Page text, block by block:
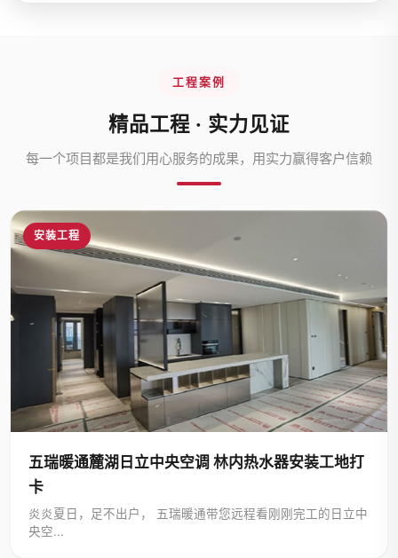
工程案例
精品工程 · 实力见证
每一个项目都是我们用心服务的成果，用实力赢得客户信赖
安装工程
五瑞暖通麓湖日立中央空调 林内热水器安装工地打
卡
炎炎夏日，足不出户， 五瑞暖通带您远程看刚刚完工的日立中
央空...